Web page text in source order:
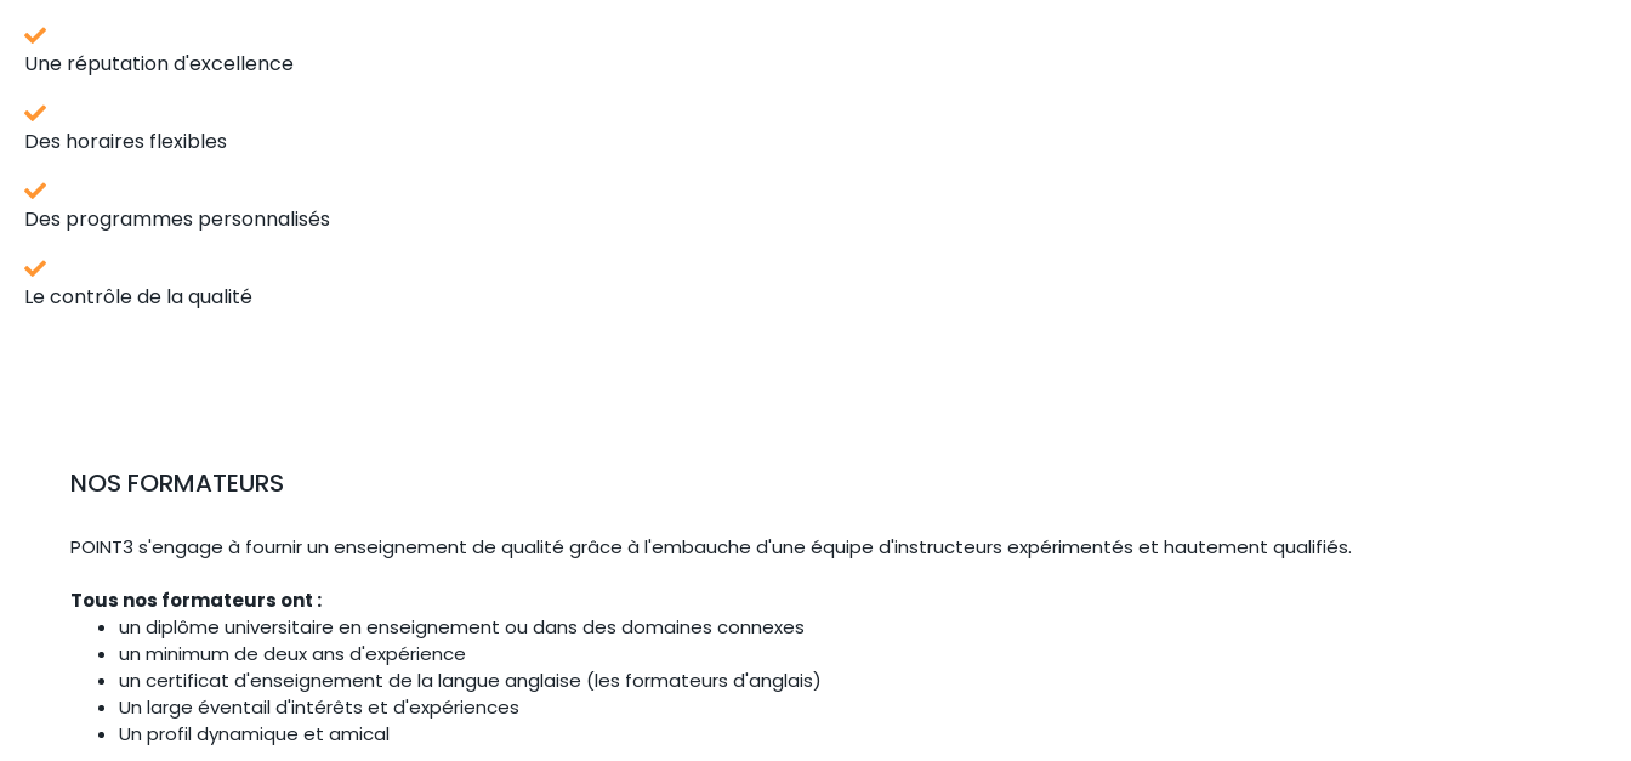
Une réputation d'excellence
Des horaires flexibles
Des programmes personnalisés
Le contrôle de la qualité
NOS FORMATEURS
POINT3 s'engage à fournir un enseignement de qualité grâce à l'embauche d'une équipe d'instructeurs expérimentés et hautement qualifiés.
Tous nos formateurs ont :
un diplôme universitaire en enseignement ou dans des domaines connexes
un minimum de deux ans d'expérience
un certificat d'enseignement de la langue anglaise (les formateurs d'anglais)
Un large éventail d'intérêts et d'expériences
Un profil dynamique et amical